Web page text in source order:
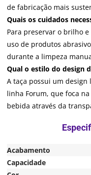
de fabricação mais
Quais os cuidados
Para preservar o brilho
uso de produtos
durante a limpeza
Qual o estilo do design
A taça possui um
linha Forum, que foca
bebida através da
Acabamento
Capacidade